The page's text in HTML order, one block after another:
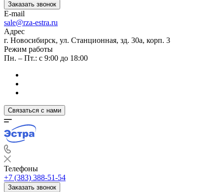
Заказать звонок
E-mail
sale@rza-estra.ru
Адрес
г. Новосибирск, ул. Станционная, зд. 30а, корп. 3
Режим работы
Пн. – Пт.: с 9:00 до 18:00
Связаться с нами
Телефоны
+7 (383) 388-51-54
Заказать звонок